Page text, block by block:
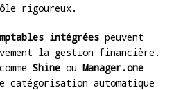
rigoureux.
intégrées peuvent
la gestion financière.
Shine ou Manager.one
catégorisation automatique